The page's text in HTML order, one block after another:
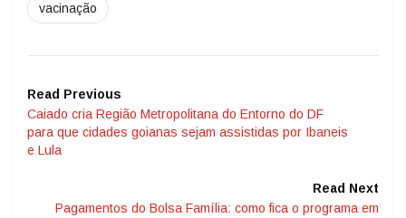
vacinação
Read Previous
Caiado cria Região Metropolitana do Entorno do DF
para que cidades goianas sejam assistidas por Ibaneis
e Lula
Read Next
Pagamentos do Bolsa Família: como fica o programa em